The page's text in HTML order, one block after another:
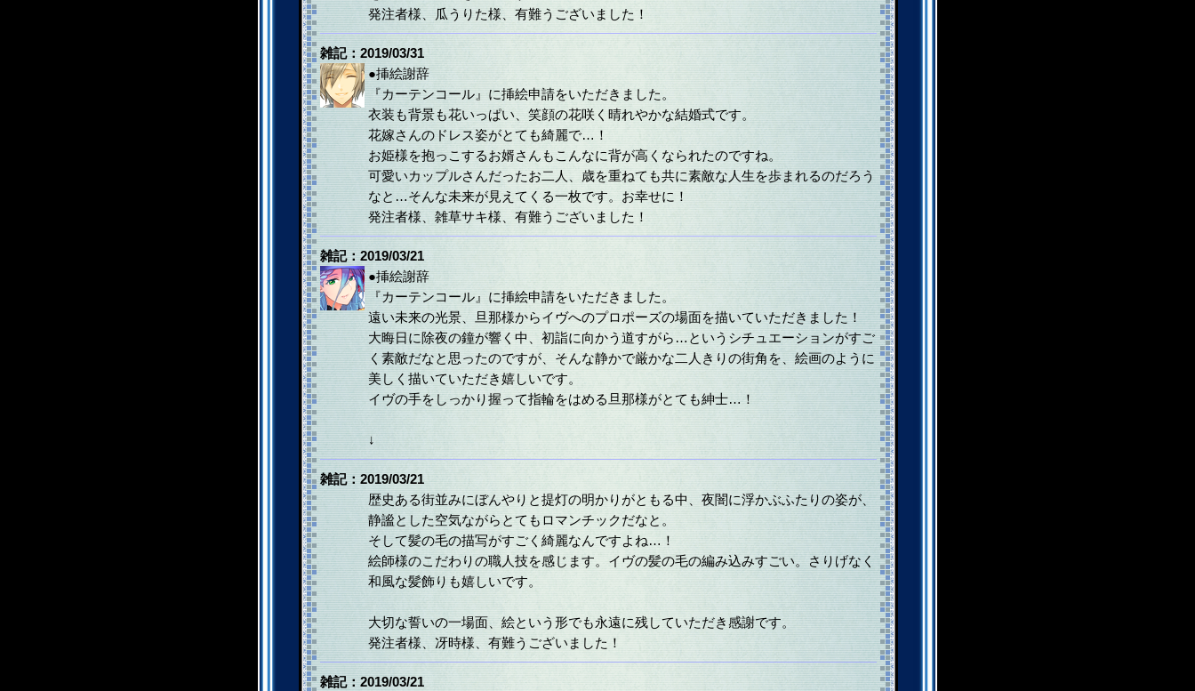
発注者様、瓜うりた様、有難うございました！
雑記：2019/03/31
●挿絵謝辞
『カーテンコール』に挿絵申請をいただきました。
衣装も背景も花いっぱい、笑顔の花咲く晴れやかな結婚式です。
花嫁さんのドレス姿がとても綺麗で…！
お姫様を抱っこするお婿さんもこんなに背が高くなられたのですね。
可愛いカップルさんだったお二人、歳を重ねても共に素敵な人生を歩まれるのだろう
なと…そんな未来が見えてくる一枚です。お幸せに！
発注者様、雑草サキ様、有難うございました！
雑記：2019/03/21
●挿絵謝辞
『カーテンコール』に挿絵申請をいただきました。
遠い未来の光景、旦那様からイヴへのプロポーズの場面を描いていただきました！
大晦日に除夜の鐘が響く中、初詣に向かう道すがら…というシチュエーションがすご
く素敵だなと思ったのですが、そんな静かで厳かな二人きりの街角を、絵画のように
美しく描いていただき嬉しいです。
イヴの手をしっかり握って指輪をはめる旦那様がとても紳士…！
↓
雑記：2019/03/21
歴史ある街並みにぼんやりと提灯の明かりがともる中、夜闇に浮かぶふたりの姿が、
静謐とした空気ながらとてもロマンチックだなと。
そして髪の毛の描写がすごく綺麗なんですよね…！
絵師様のこだわりの職人技を感じます。イヴの髪の毛の編み込みすごい。さりげなく
和風な髪飾りも嬉しいです。
大切な誓いの一場面、絵という形でも永遠に残していただき感謝です。
発注者様、冴時様、有難うございました！
雑記：2019/03/21